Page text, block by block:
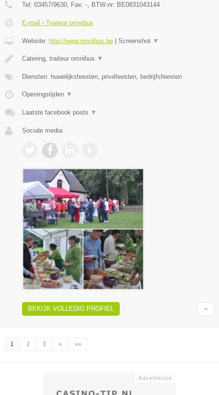
Tel: 03457/9630, Fax: -, BTW-nr: BE0831043144
E-mail › Traiteur omnibus
Website: http://www.omnibus.be Screenshot ▼
Catering, traiteur omnibus ▼
Diensten: huwelijksfeesten, privéfeesten, bedrijfsfeesten
Openingstijden ▼
Laatste facebook posts ▼
Sociale media:
BEKIJK VOLLEDIG PROFIEL
1 2 3 » »»